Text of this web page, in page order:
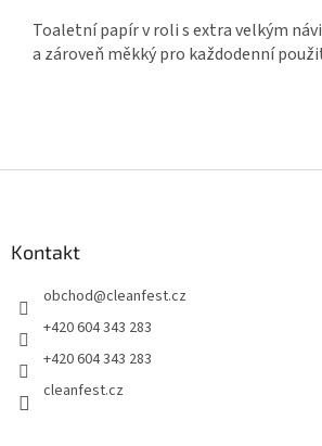
Toaletní papír v roli s extra velkým
a zároveň měkký pro každodenní
Kontakt
obchod@cleanfest.cz
+420 604 343 283
+420 604 343 283
cleanfest.cz